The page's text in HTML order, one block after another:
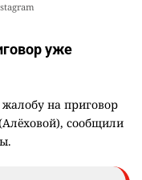
уже
на приговор
сообщили